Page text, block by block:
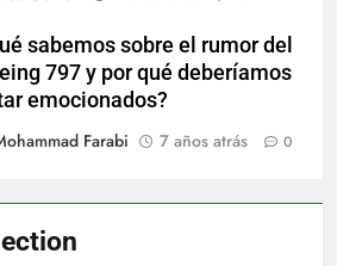
sabemos sobre el rumor del
797 y por qué deberíamos
emocionados?
Farabi
7 años atrás 0